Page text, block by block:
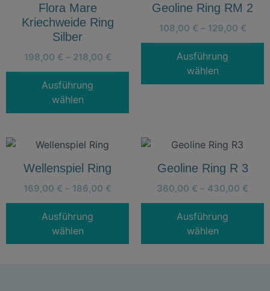
Flora Mare
Kriechweide Ring
Silber
198,00 € – 218,00 €
Ausführung
wählen
Geoline Ring RM 2
108,00 € – 129,00 €
Ausführung
wählen
Wellenspiel Ring
169,00 € – 186,00 €
Ausführung
wählen
Geoline Ring R 3
360,00 € – 430,00 €
Ausführung
wählen